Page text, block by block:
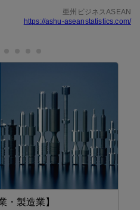
亜州ビジネスASEAN
https://ashu-aseanstatistics.com/
・製造業】